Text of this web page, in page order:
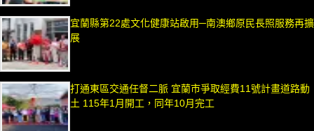
宜蘭縣第22處文化健康站啟用─南澳鄉原民長照服務再擴
展
打通東區交通任督二脈 宜蘭市爭取經費11號計畫道路動
土 115年1月開工，同年10月完工